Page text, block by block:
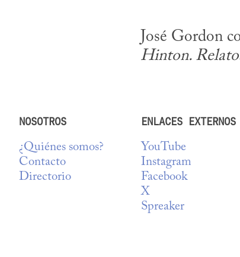
Hinton.
NOSOTROS
¿Quiénes somos?
Contacto
Directorio
ENLACES EXTERNOS
YouTube
Instagram
Facebook
X
Spreaker